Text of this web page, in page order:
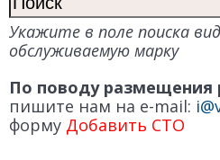
Укажите в поле поиска
обслуживаемую марку
По поводу размещения
пишите нам на e-mail:
форму Добавить СТО